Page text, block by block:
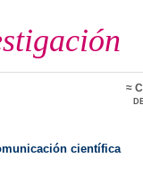
≈
científica